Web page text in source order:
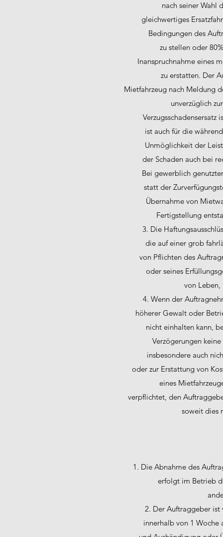
nach seiner Wahl
gleichwertiges
Bedingungen des
zu stellen oder
Inanspruchnahme eines
zu erstatten. Der
Mietfahrzeug nach Meldung
unverzüglich
Verzugsschadensersatz
ist auch für die
Unmöglichkeit der
der Schaden auch bei
Bei gewerblich
statt der
Übernahme von
Fertigstellung
3. Die
die auf einer grob
von Pflichten des
oder seines
von
4. Wenn der
höherer Gewalt oder
nicht einhalten kann,
Verzögerungen
insbesondere auch
oder zur Erstattung von
eines
verpflichtet, den
soweit dies
1. Die Abnahme des
erfolgt im Betrieb
2. Der Auftraggeber
innerhalb von 1 Woche